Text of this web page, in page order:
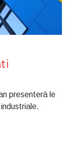
presenterà le